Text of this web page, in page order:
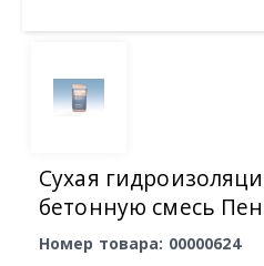
Сухая
бетонную смесь
Номер товара: 00000624